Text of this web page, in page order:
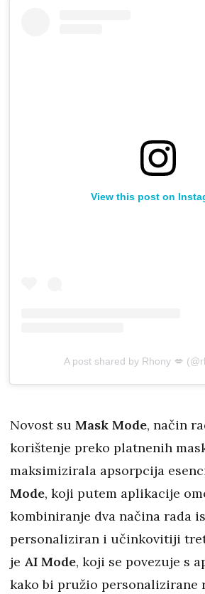
View this post on
A post shared by Rhony 💋
Novost su Mask Mode, način
korištenje preko platnenih
maksimizirala apsorpcija
Mode, koji putem aplikacije
kombiniranje dva načina rada
personaliziran i učinkovitiji
je AI Mode, koji se povezuje s
kako bi pružio personalizirane